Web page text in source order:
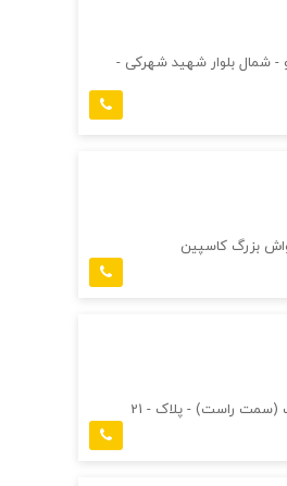
- شمال بلوار شهید شهرکی -
بزرگ کاسپین
(سمت راست) - پلاک - 21